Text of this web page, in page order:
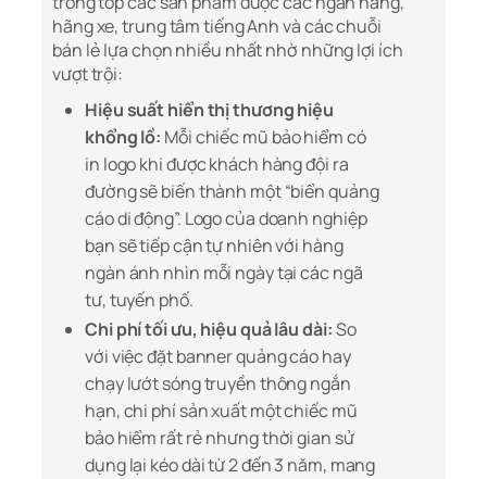
hãng xe, trung tâm tiếng Anh và các chuỗi
bán lẻ lựa chọn nhiều nhất nhờ những lợi ích
vượt trội:
Hiệu suất hiển thị thương hiệu
khổng lồ: Mỗi chiếc mũ bảo hiểm có
in logo khi được khách hàng đội ra
đường sẽ biến thành một “biển quảng
cáo di động”. Logo của doanh nghiệp
bạn sẽ tiếp cận tự nhiên với hàng
ngàn ánh nhìn mỗi ngày tại các ngã
tư, tuyến phố.
Chi phí tối ưu, hiệu quả lâu dài:So
với việc đặt banner quảng cáo hay
chạy lướt sóng truyền thông ngắn
hạn, chi phí sản xuất một chiếc mũ
bảo hiểm rất rẻ nhưng thời gian sử
dụng lại kéo dài từ 2 đến 3 năm, mang